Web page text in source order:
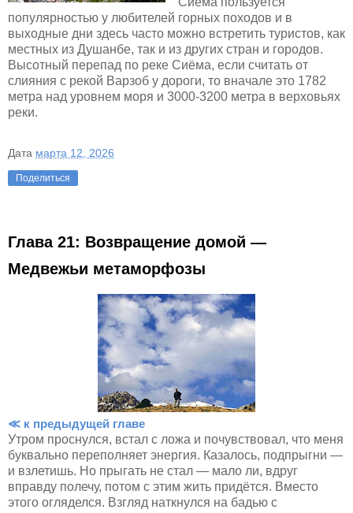
популярностью у любителей горных походов и в
выходные дни здесь часто можно встретить туристов, как
местных из Душанбе, так и из других стран и городов.
Высотный перепад по реке Сиёма, если считать от
слияния с рекой Варзоб у дороги, то вначале это 1782
метра над уровнем моря и 3000-3200 метра в верховьях
реки.
Дата марта 12, 2026
Поделиться
Глава 21: Возвращение домой —
Медвежьи метаморфозы
≪ к предыдущей главе
Утром проснулся, встал с ложа и почувствовал, что меня
буквально переполняет энергия. Казалось, подпрыгни —
и взлетишь. Но прыгать не стал — мало ли, вдруг
вправду полечу, потом с этим жить придётся. Вместо
этого огляделся. Взгляд наткнулся на бадью с